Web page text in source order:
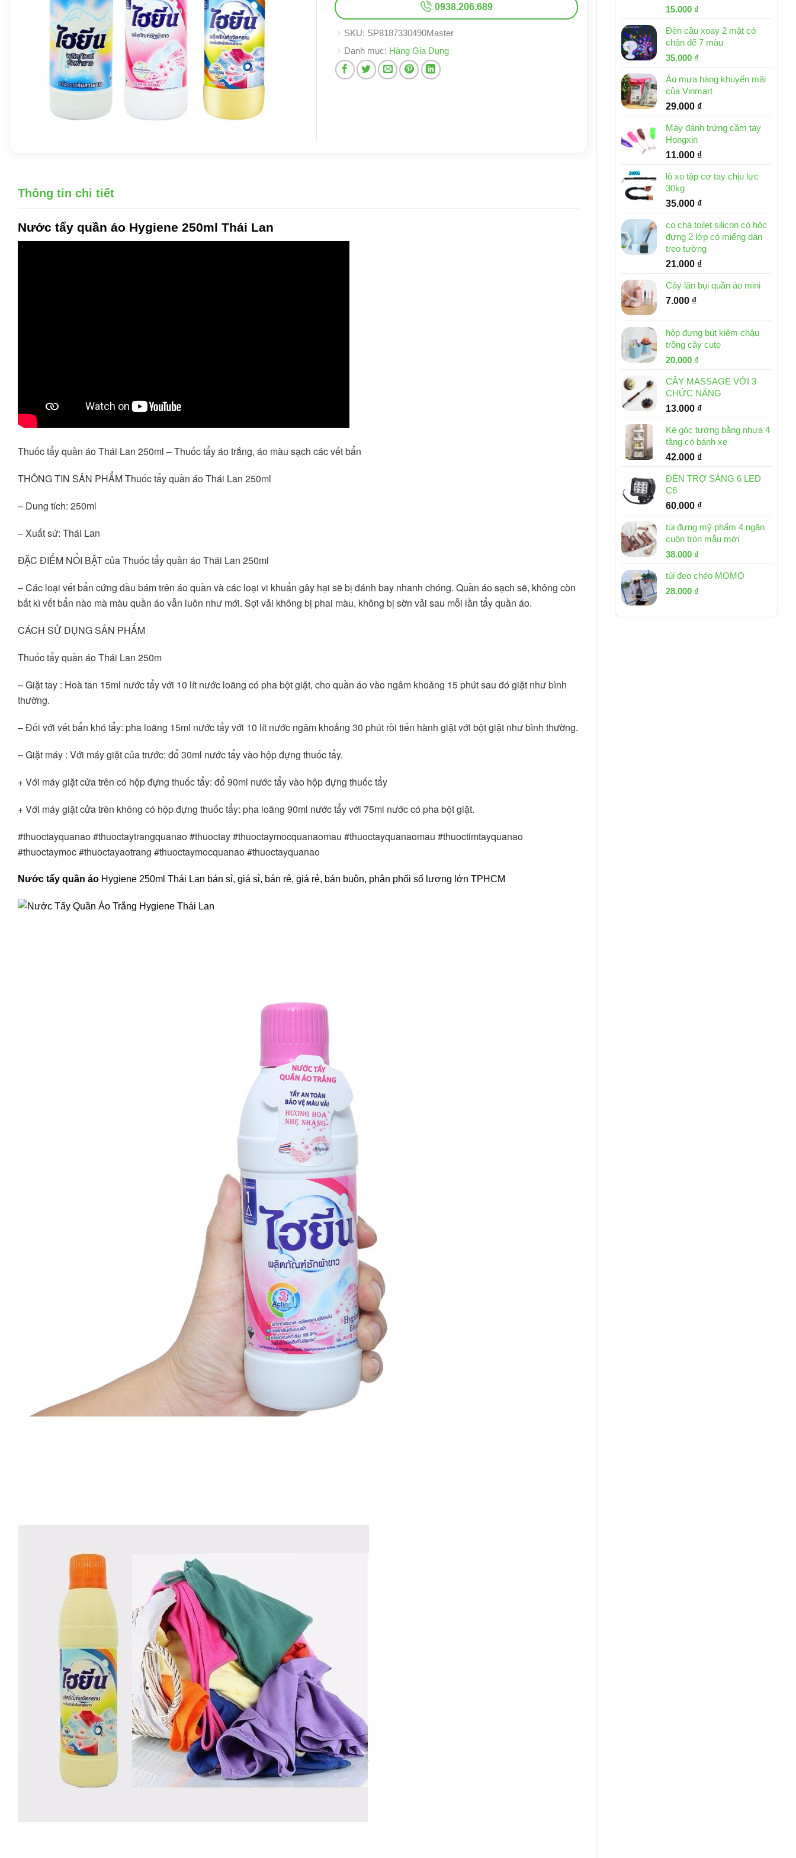
Giá
là:
32.000 ₫.
15.000 ₫
tại
là:
Đèn cầu xoay 2 mặt có
chân đế 7 màu
Giá
là:
46.000 ₫.
35.000 ₫
tại
là:
35.000 ₫.
Áo mưa hàng khuyến mãi
của Vinmart
29.000 ₫
Máy đánh trứng cầm tay
Hongxin
11.000 ₫
lò xo tập cơ tay chịu lực
30kg
35.000 ₫
cọ chà toilet silicon có hộc
đựng 2 lớp có miếng dán
treo tường
21.000 ₫
Cây lăn bụi quần áo mini
7.000 ₫
hộp đựng bút kiêm chậu
trồng cây cute
Giá
là:
30.000 ₫.
20.000 ₫
tại
là:
20.000 ₫.
CÂY MASSAGE VỚI 3
CHỨC NĂNG
13.000 ₫
Kệ góc tường bằng nhựa 4
tầng có bánh xe
42.000 ₫
ĐÈN TRỢ SÁNG 6 LED
C6
60.000 ₫
túi đựng mỹ phẩm 4 ngăn
cuộn tròn mẫu mới
Giá
là:
53.000 ₫.
38.000 ₫
tại
túi đeo chéo MOMO
Giá
là:
28.000 ₫
tại
0938.206.689
SKU: SP8187330490Master
Danh mục: Hàng Gia Dụng
Thông tin chi tiết
Nước tẩy quần áo Hygiene 250ml Thái Lan
Thuốc tẩy quần áo Thái Lan 250ml – Thuốc tẩy áo trắng, áo màu sạch các vết bẩn
THÔNG TIN SẢN PHẨM Thuốc tẩy quần áo Thái Lan 250ml
– Dung tích: 250ml
– Xuất sứ: Thái Lan
ĐẶC ĐIỂM NỔI BẬT của Thuốc tẩy quần áo Thái Lan 250ml
– Các loại vết bẩn cứng đầu bám trên áo quần và các loại vi khuẩn gây hại sẽ bị đánh bay nhanh chóng. Quần áo sạch sẽ, không còn
bất kì vết bẩn nào mà màu quần áo vẫn luôn như mới. Sợi vải không bị phai màu, không bị sờn vải sau mỗi lần tẩy quần áo.
CÁCH SỬ DỤNG SẢN PHẨM
Thuốc tẩy quần áo Thái Lan 250m
– Giặt tay : Hoà tan 15ml nước tẩy với 10 lít nước loãng có pha bột giặt, cho quần áo vào ngâm khoảng 15 phút sau đó giặt như bình
thường.
– Đối với vết bẩn khó tẩy: pha loãng 15ml nước tẩy với 10 lít nước ngâm khoảng 30 phút rồi tiến hành giặt với bột giặt như bình thường.
– Giặt máy : Với máy giặt của trước: đổ 30ml nước tẩy vào hộp đựng thuốc tẩy.
+ Với máy giặt cửa trên có hộp đựng thuốc tẩy: đổ 90ml nước tẩy vào hộp đựng thuốc tẩy
+ Với máy giặt cửa trên không có hộp đựng thuốc tẩy: pha loãng 90ml nước tẩy với 75ml nước có pha bột giặt.
#thuoctayquanao #thuoctaytrangquanao #thuoctay #thuoctaymocquanaomau #thuoctayquanaomau #thuoctimtayquanao
#thuoctaymoc #thuoctayaotrang #thuoctaymocquanao #thuoctayquanao
Nước tẩy quần áo Hygiene 250ml Thái Lan bán sỉ, giá sỉ, bán rẻ, giá rẻ, bán buôn, phân phối số lượng lớn TPHCM